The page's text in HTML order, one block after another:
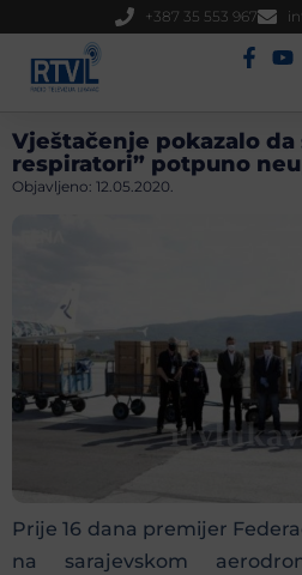
+387 35 553 967
Vještačenje pokazalo da
respiratori” potpuno
Objavljeno: 12.05.2020.
Prije 16 dana premijer
na sarajevskom